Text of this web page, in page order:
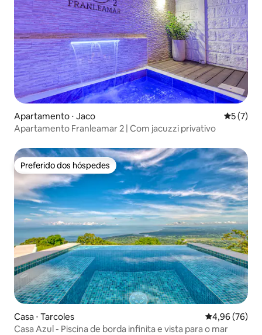
Apartamento ⋅ Jaco 5 de
5 (7)
Apartamento Franleamar 2 | Com jacuzzi privativo
Preferido dos hóspedes
Preferido dos hóspedes
Casa ⋅ Tarcoles 4,96 de uma
4,96 (76)
Casa Azul - Piscina de borda infinita e vista para o mar